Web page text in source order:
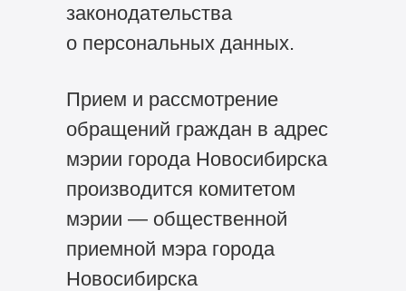
законодательства
о персональных данных.
Прием и рассмотрение
обращений граждан в адрес
мэрии города Новосибирска
производится комитетом
мэрии — общественной
приемной мэра города
Новосибирска